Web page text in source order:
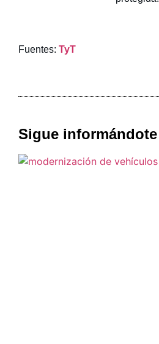
Fuentes: TyT
Sigue informándote